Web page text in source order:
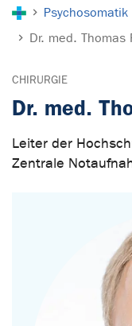
Psychosomatik
Dr. med. Thomas
CHIRURGIE
Dr. med.
Leiter der
Zentrale